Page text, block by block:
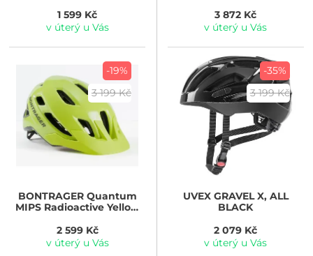
1 599 Kč
v úterý u Vás
3 872 Kč
v úterý u Vás
-19%
3 199 Kč
BONTRAGERQuantum
MIPS Radioactive Yellow
2 599 Kč
v úterý u Vás
-35%
3 199 Kč
UVEXGRAVEL X, ALL
BLACK
2 079 Kč
v úterý u Vás